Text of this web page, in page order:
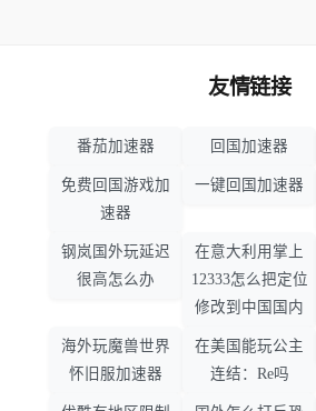
友情链接
番茄加速器 回国加速器
免费回国游戏加
速器
一键回国加速器
钢岚国外玩延迟
很高怎么办
在意大利用掌上
12333怎么把定位
修改到中国国内
海外玩魔兽世界
怀旧服加速器
在美国能玩公主
连结：Re吗